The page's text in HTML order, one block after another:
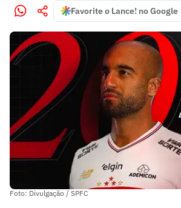
Favorite o Lance! no Google
Foto: Divulgação / SPFC